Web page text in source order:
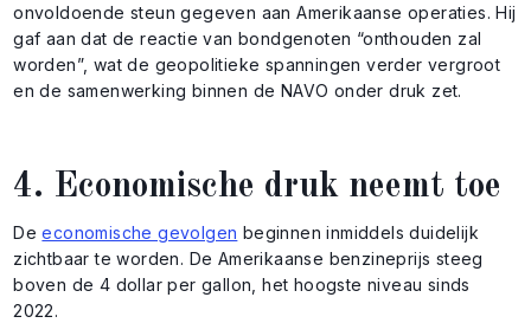
onvoldoende steun gegeven aan Amerikaanse operaties. Hij
gaf aan dat de reactie van bondgenoten “onthouden zal
worden”, wat de geopolitieke spanningen verder vergroot
en de samenwerking binnen de NAVO onder druk zet.
4. Economische druk neemt toe
Deeconomische gevolgen beginnen inmiddels duidelijk
zichtbaar te worden. De Amerikaanse benzineprijs steeg
boven de 4 dollar per gallon, het hoogste niveau sinds
2022.